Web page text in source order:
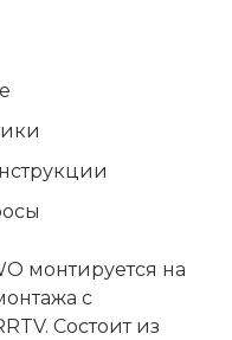
монтируется на
с
Состоит из